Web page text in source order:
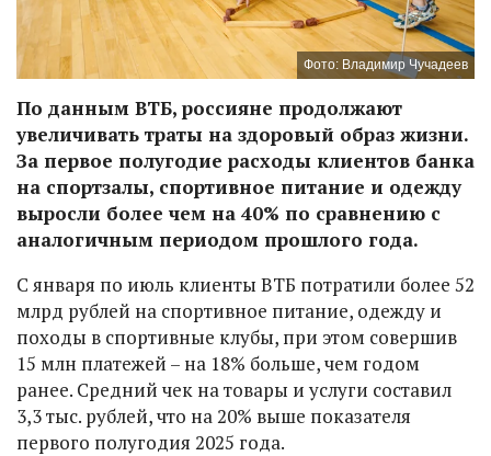
Фото: Владимир Чучадеев
По данным ВТБ, россияне продолжают
увеличивать траты на здоровый образ жизни.
За первое полугодие расходы клиентов банка
на спортзалы, спортивное питание и одежду
выросли более чем на 40% по сравнению с
аналогичным периодом прошлого года.
С января по июль клиенты ВТБ потратили более 52
млрд рублей на спортивное питание, одежду и
походы в спортивные клубы, при этом совершив
15 млн платежей – на 18% больше, чем годом
ранее. Средний чек на товары и услуги составил
3,3 тыс. рублей, что на 20% выше показателя
первого полугодия 2025 года.